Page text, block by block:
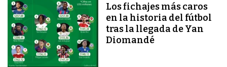
Los fichajes más caros
en la historia del fútbol
tras la llegada de Yan
Diomandé